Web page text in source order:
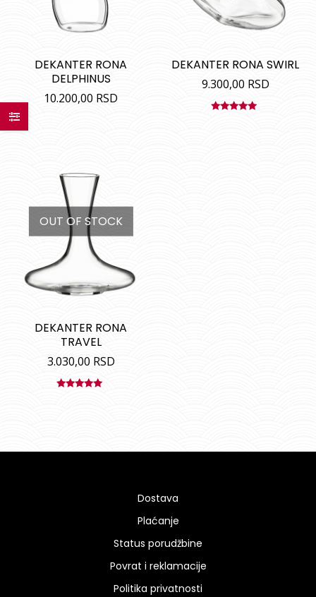
DEKANTER RONA
DELPHINUS
10.200,00 RSD
DEKANTER RONA SWIRL
9.300,00 RSD
OUT OF STOCK
DEKANTER RONA
TRAVEL
3.030,00 RSD
Dostava
Plaćanje
Status porudžbine
Povrat i reklamacije
Politika privatnosti